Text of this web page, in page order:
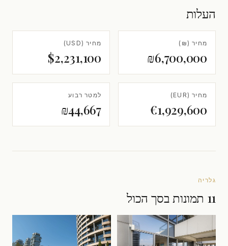
העלות
מחיר (₪)
₪6,700,000
מחיר (USD)
$2,231,100
מחיר (EUR)
€1,929,600
למטר רבוע
₪44,667
גלריה
11 תמונות בסך הכול